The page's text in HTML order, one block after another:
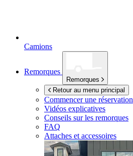
Camions
Remorques
Remorques
Retour au menu principal
Commencer une réservation
Vidéos explicatives
Conseils sur les remorques
FAQ
Attaches et accessoires